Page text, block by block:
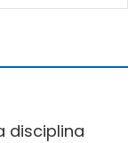
disciplina